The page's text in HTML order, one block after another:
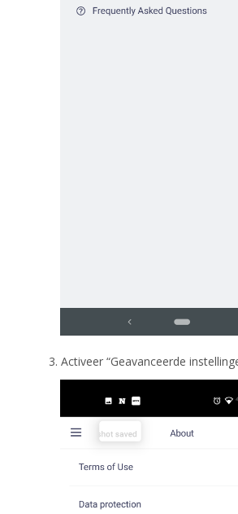
3. Activeer “Geavanceerde